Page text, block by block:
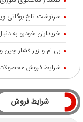
سرنوشت تلخ بوگاتی
خریداران خودرو به
بی ام و زیر فشار چین
شرایط فروش محصولات
شرایط فروش